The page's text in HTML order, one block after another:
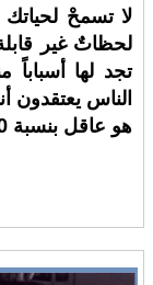
لا تسمحْ
لحظاتٌ غير
تجد لها
الناس
هو عاقل بنسبة 100% رجل ميت. - أوشو